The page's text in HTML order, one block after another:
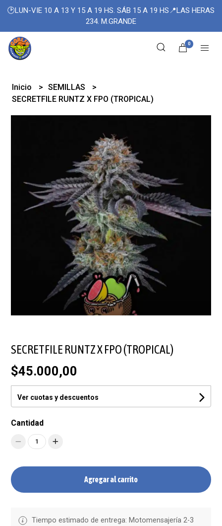
🕑LUN-VIE 10 A 13 Y 15 A 19 HS. SÁB 15 A 19 HS📍LAS HERAS
234. M.GRANDE
0
Inicio
SEMILLAS
SECRETFILE RUNTZ X FPO (TROPICAL)
SECRETFILE RUNTZ X FPO (TROPICAL)
$45.000,00
Ver cuotas y descuentos
Cantidad
1
Agregar al carrito
Tiempo estimado de entrega: Motomensajería 2-3